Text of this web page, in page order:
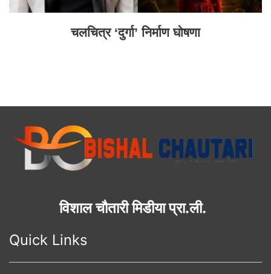
चलचित्र ‘दुर्गा’ निर्माण घोषणा
विशाल चौतारी मिडीया प्रा.ली.
Quick Links